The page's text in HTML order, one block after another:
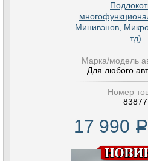
Минивэнов,
тд)
Марка/модель
Для любого
Номер
83877
17 990 Р